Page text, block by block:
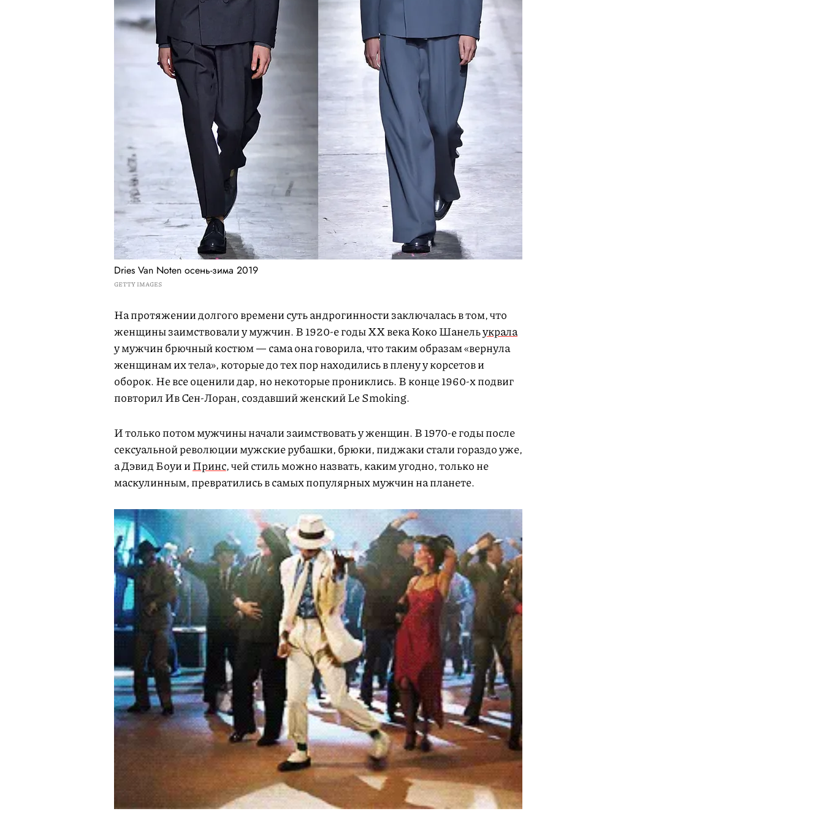
Dries Van Noten осень-зима 2019
GETTY IMAGES
На протяжении долгого времени суть андрогинности заключалась в том, что
женщины заимствовали у мужчин. В 1920-е годы XX века Коко Шанельукрала
у мужчин брючный костюм — сама она говорила, что таким образам «вернула
женщинам их тела», которые до тех пор находились в плену у корсетов и
оборок. Не все оценили дар, но некоторые прониклись. В конце 1960-х подвиг
повторил Ив Сен-Лоран, создавший женский Le Smoking.
И только потом мужчины начали заимствовать у женщин. В 1970-е годы после
сексуальной революции мужские рубашки, брюки, пиджаки стали гораздо уже,
а Дэвид Боуи иПринс, чей стиль можно назвать, каким угодно, только не
маскулинным, превратились в самых популярных мужчин на планете.